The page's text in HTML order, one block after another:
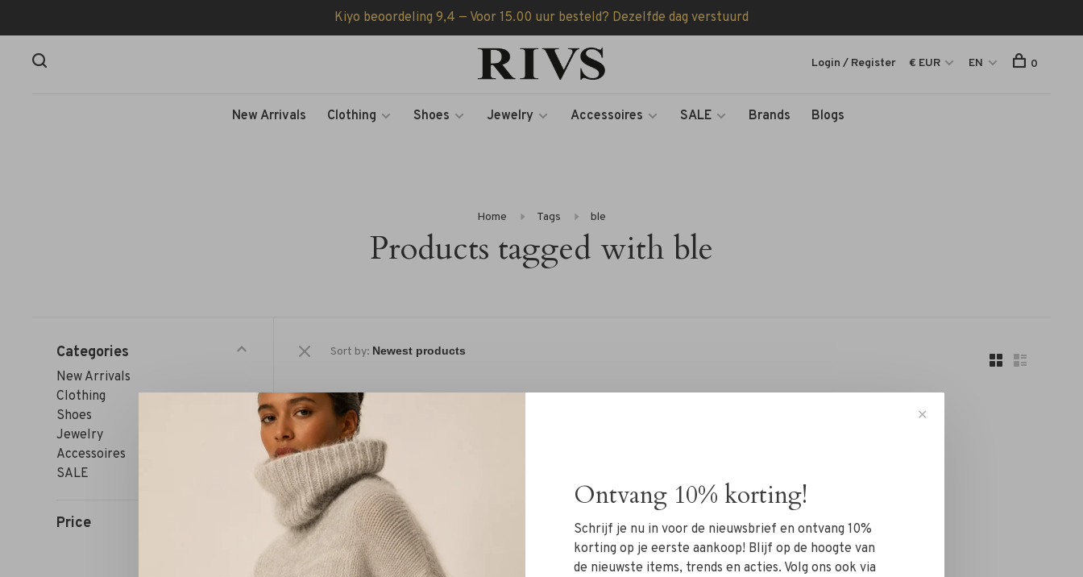
Kiyo beoordeling 9,4 — Voor 15.00 uur besteld? Dezelfde dag verstuurd
New Arrivals Clothing Shoes Jewelry Accessoires SALE Brands Blogs
Login / Register € EUR EN 0
Home Tags ble
Products tagged with ble
Categories
New Arrivals
Clothing
Shoes
Jewelry
Accessoires
SALE
Price
Sort by:
No products found...
✕
Ontvang 10% korting!
Schrijf je nu in voor de nieuwsbrief en ontvang 10%
korting op je eerste aankoop! Blijf op de hoogte van
de nieuwste items, trends en acties. Volg ons ook via